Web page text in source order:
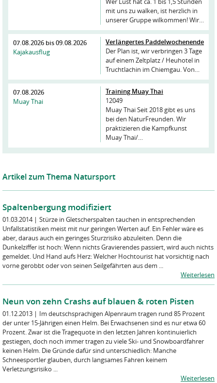
mit uns zu walken, ist herzlich in
unserer Gruppe wilkommen! Wir…
07.08.2026 bis09.08.2026
Kajakausflug
Verlängertes Paddelwochenende
Der Plan ist, wir verbringen 3 Tage
auf einem Zeltplatz / Heuhotel in
Truchtlachin im Chiemgau. Von…
07.08.2026
Muay Thai
Training Muay Thai
12049
Muay Thai Seit 2018 gibt es uns
bei den NaturFreunden. Wir
praktizieren die Kampfkunst
Muay Thai/…
Artikel zum Thema Natursport
Spaltenbergung modifiziert
01.03.2014| Stürze in Gletscherspalten tauchen in entsprechenden
Unfallstatistiken meist mit nur geringen Werten auf. Ein Fehler wäre es
aber, daraus auch ein geringes Sturzrisiko abzuleiten. Denn die
Dunkelziffer ist hoch: Wenn nichts Gravierendes passiert, wird auch nichts
gemeldet. Und Hand aufs Herz: Welcher Hochtourist hat vorsichtig nach
vorne gerobbt oder von seinen Seilgefährten aus dem ...
Weiterlesen
Neun von zehn Crashs auf blauen & roten Pisten
01.12.2013 | Im deutschsprachigen Alpenraum tragen rund 85 Prozent
der unter 15-Jährigen einen Helm. Bei Erwachsenen sind es nur etwa 60
Prozent. Zwar ist die Tragequote in den letzten Jahren kontinuierlich
gestiegen, doch noch immer tragen zu viele Ski- und Snowboardfahrer
keinen Helm. Die Gründe dafür sind unterschiedlich: Manche
Schneesportler glauben, durch langsames Fahren keinem
Verletzungsrisiko ...
Weiterlesen